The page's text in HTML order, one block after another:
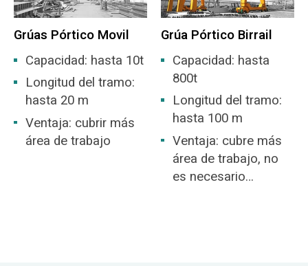
Grúas Pórtico Movil
Capacidad: hasta 10t
Longitud del tramo:
hasta 20 m
Ventaja: cubrir más
área de trabajo
Grúa Pórtico Birrail
Capacidad: hasta
800t
Longitud del tramo:
hasta 100 m
Ventaja: cubre más
área de trabajo, no
es necesario